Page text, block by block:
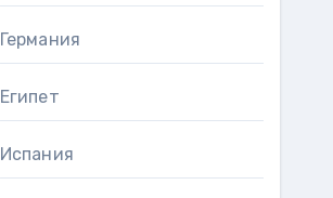
Германия
Египет
Испания